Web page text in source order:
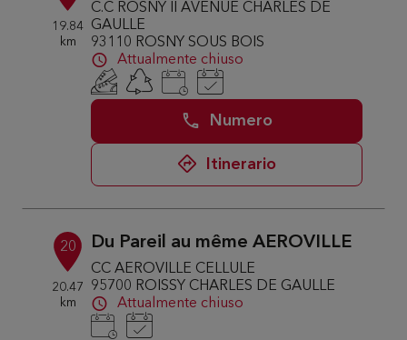
19.84
km
C.C ROSNY II AVENUE CHARLES DE
GAULLE
93110 ROSNY SOUS BOIS
Attualmente chiuso
Numero
Itinerario
20
20.47
km
Du Pareil au même AEROVILLE
CC AEROVILLE CELLULE
95700 ROISSY CHARLES DE GAULLE
Attualmente chiuso